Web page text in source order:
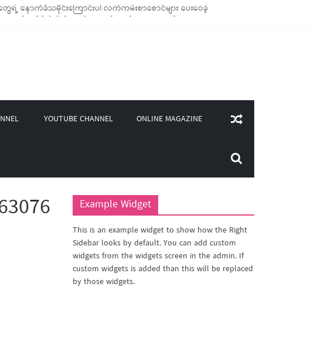
ျော်တန်ဖိုးရှိ မီးဖိုချောင်သုံး ကုန်ပစ္စည်းများ ထောက်ပံ့ခဲ့
YOUTUBE CHANNEL ONLINE MAGAZINE
Example Widget
This is an example widget to show how the Right
Sidebar looks by default. You can add custom
widgets from the widgets screen in the admin. If
custom widgets is added than this will be replaced
by those widgets.